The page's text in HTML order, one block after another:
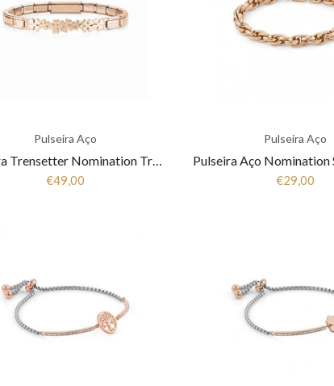
Pulseira Aço
Pulseira Trensetter Nomination Trevos Rose Gold 021111/008
€49,00
Pulseira Aço
€29,00